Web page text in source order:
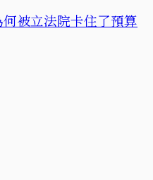
被立法院卡住了預算